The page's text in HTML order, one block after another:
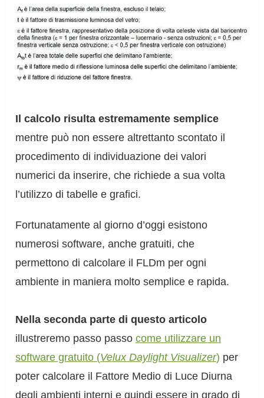
Il calcolo risulta estremamente semplice
mentre può non essere altrettanto scontato il
procedimento di individuazione dei valori
numerici da inserire, che richiede a sua volta
l’utilizzo di tabelle e grafici.
Fortunatamente al giorno d’oggi esistono
numerosi software, anche gratuiti, che
permettono di calcolare il FLDm per ogni
ambiente in maniera molto semplice e rapida.
Nella seconda parte di questo articolo
illustreremo passo passocome utilizzare un
software gratuito (Velux Daylight Visualizer) per
poter calcolare il Fattore Medio di Luce Diurna
degli ambienti interni e quindi essere in grado di